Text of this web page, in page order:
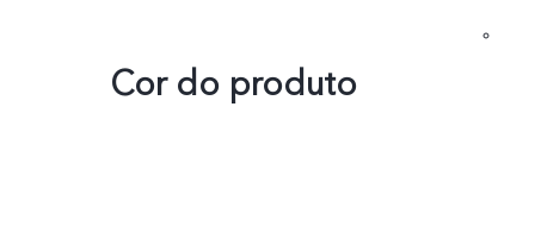
Cor do produto